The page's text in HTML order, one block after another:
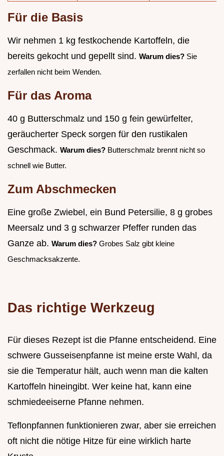
Für die Basis
Wir nehmen 1 kg festkochende Kartoffeln, die
bereits gekocht und gepellt sind. Warum dies? Sie
zerfallen nicht beim Wenden.
Für das Aroma
40 g Butterschmalz und 150 g fein gewürfelter,
geräucherter Speck sorgen für den rustikalen
Geschmack. Warum dies? Butterschmalz brennt nicht so
schnell wie Butter.
Zum Abschmecken
Eine große Zwiebel, ein Bund Petersilie, 8 g grobes
Meersalz und 3 g schwarzer Pfeffer runden das
Ganze ab. Warum dies? Grobes Salz gibt kleine
Geschmacksakzente.
Das richtige Werkzeug
Für dieses Rezept ist die Pfanne entscheidend. Eine
schwere Gusseisenpfanne ist meine erste Wahl, da
sie die Temperatur hält, auch wenn man die kalten
Kartoffeln hineingibt. Wer keine hat, kann eine
schmiedeeiserne Pfanne nehmen.
Teflonpfannen funktionieren zwar, aber sie erreichen
oft nicht die nötige Hitze für eine wirklich harte